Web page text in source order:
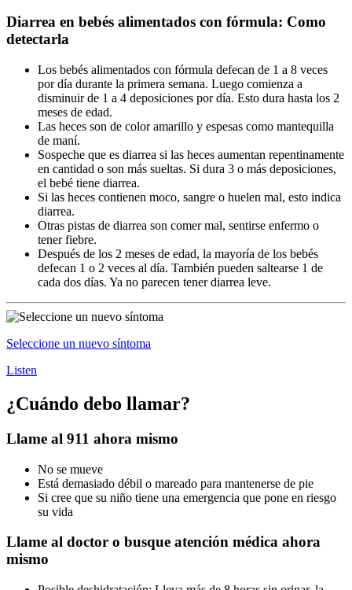
Diarrea en bebés alimentados con fórmula: Como
detectarla
Los bebés alimentados con fórmula defecan de 1 a 8 veces
por día durante la primera semana. Luego comienza a
disminuir de 1 a 4 deposiciones por día. Esto dura hasta los 2
meses de edad.
Las heces son de color amarillo y espesas como mantequilla
de maní.
Sospeche que es diarrea si las heces aumentan repentinamente
en cantidad o son más sueltas. Si dura 3 o más deposiciones,
el bebé tiene diarrea.
Si las heces contienen moco, sangre o huelen mal, esto indica
diarrea.
Otras pistas de diarrea son comer mal, sentirse enfermo o
tener fiebre.
Después de los 2 meses de edad, la mayoría de los bebés
defecan 1 o 2 veces al día. También pueden saltearse 1 de
cada dos días. Ya no parecen tener diarrea leve.
Seleccione un nuevo síntoma
Listen
¿Cuándo debo llamar?
Llame al 911 ahora mismo
No se mueve
Está demasiado débil o mareado para mantenerse de pie
Si cree que su niño tiene una emergencia que pone en riesgo
su vida
Llame al doctor o busque atención médica ahora
mismo